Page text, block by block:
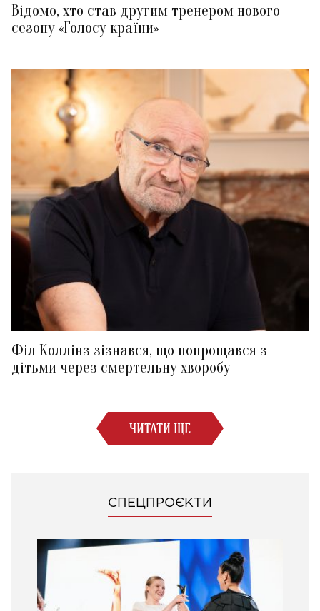
Відомо, хто став другим тренером нового
сезону «Голосу країни»
Філ Коллінз зізнався, що попрощався з
дітьми через смертельну хворобу
ЧИТАТИ ЩЕ
СПЕЦПРОЄКТИ